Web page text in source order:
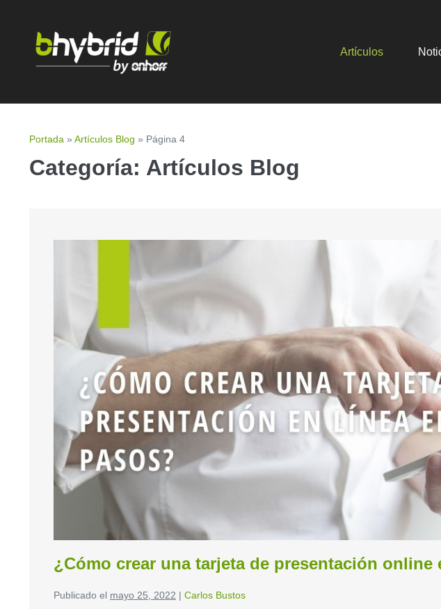
Artículos
Portada » Artículos Blog » Página 4
Categoría: Artículos Blog
¿Cómo crear una tarjeta de presentación online
Publicado el mayo 25, 2022 | Carlos Bustos